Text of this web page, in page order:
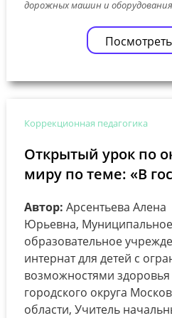
дорожных машин и
Коррекционная педагогика
Открытый урок по
миру по теме: «В
Автор: Арсентьева Алена
Юрьевна,
образовательное
интернат для детей с
возможностями
городского округа
области, Учитель